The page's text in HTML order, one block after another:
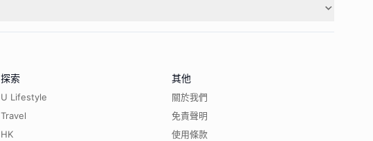
探索
U Lifestyle
Travel
HK
其他
關於我們
免責聲明
使用條款